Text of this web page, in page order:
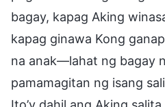
bagay, kapag Aking
kapag ginawa Kong
na anak—lahat ng bagay
pamamagitan ng isang